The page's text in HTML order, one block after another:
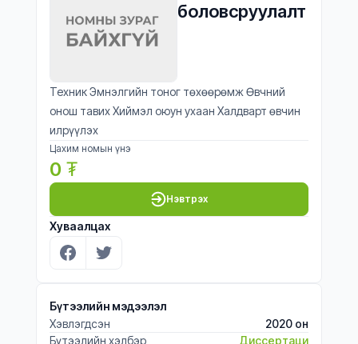
боловсруулалт
Техник Эмнэлгийн тоног төхөөрөмж Өвчний
онош тавих Хиймэл оюун ухаан Халдварт өвчин
илрүүлэх
Цахим номын үнэ
0 ₮
Нэвтрэх
Хуваалцах
Бүтээлийн мэдээлэл
Хэвлэгдсэн
2020 он
Бүтээлийн хэлбэр
Диссертаци